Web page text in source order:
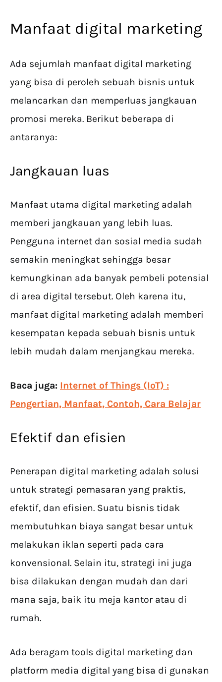
Manfaat digital marketing
Ada sejumlah manfaat digital marketing
yang bisa di peroleh sebuah bisnis untuk
melancarkan dan memperluas jangkauan
promosi mereka. Berikut beberapa di
antaranya:
Jangkauan luas
Manfaat utama digital marketing adalah
memberi jangkauan yang lebih luas.
Pengguna internet dan sosial media sudah
semakin meningkat sehingga besar
kemungkinan ada banyak pembeli potensial
di area digital tersebut. Oleh karena itu,
manfaat digital marketing adalah memberi
kesempatan kepada sebuah bisnis untuk
lebih mudah dalam menjangkau mereka.
Baca juga: Internet of Things (IoT) :
Pengertian, Manfaat, Contoh, Cara Belajar
Efektif dan efisien
Penerapan digital marketing adalah solusi
untuk strategi pemasaran yang praktis,
efektif, dan efisien. Suatu bisnis tidak
membutuhkan biaya sangat besar untuk
melakukan iklan seperti pada cara
konvensional. Selain itu, strategi ini juga
bisa dilakukan dengan mudah dan dari
mana saja, baik itu meja kantor atau di
rumah.
Ada beragam tools digital marketing dan
platform media digital yang bisa di gunakan